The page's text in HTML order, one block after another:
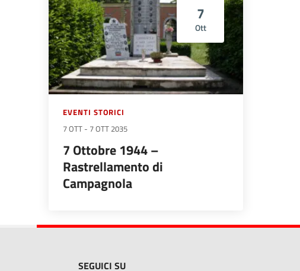
7
Ott
EVENTI STORICI
7 OTT - 7 OTT 2035
7 Ottobre 1944 –
Rastrellamento di
Campagnola
SEGUICI SU